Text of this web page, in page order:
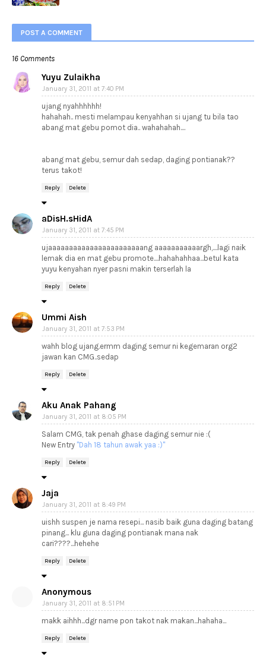
POST A COMMENT
16 Comments
Yuyu Zulaikha
January 31, 2011 at 7:40 PM
ujang nyahhhhhh!
hahahah.. mesti melampau kenyahhan si ujang tu bila tao
abang mat gebu pomot dia.. wahahahah....
abang mat gebu, semur dah sedap, daging pontianak??
terus takot!
Reply Delete
aDisH.sHidA
January 31, 2011 at 7:45 PM
ujaaaaaaaaaaaaaaaaaaaaaaang aaaaaaaaaaargh,....lagi naik
lemak dia en mat gebu promote....hahahahhaa...betul kata
yuyu kenyahan nyer pasni makin terserlah la
Reply Delete
Ummi Aish
January 31, 2011 at 7:53 PM
wahh blog ujang.ermm daging semur ni kegemaran org2
jawan kan CMG..sedap
Reply Delete
Aku Anak Pahang
January 31, 2011 at 8:05 PM
Salam CMG, tak penah ghase daging semur nie :(
New Entry "Dah 18 tahun awak yaa :)"
Reply Delete
Jaja
January 31, 2011 at 8:49 PM
uishh suspen je nama resepi... nasib baik guna daging batang
pinang... klu guna daging pontianak mana nak
cari????...hehehe
Reply Delete
Anonymous
January 31, 2011 at 8:51 PM
makk aihhh...dgr name pon takot nak makan...hahaha...
Reply Delete